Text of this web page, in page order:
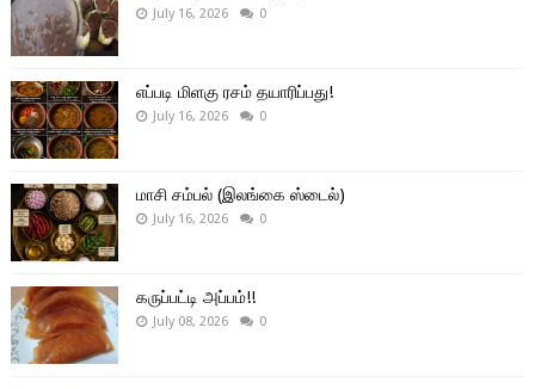
July 16, 2026 0
எப்படி மிளகு ரசம் தயாரிப்பது!
July 16, 2026 0
மாசி சம்பல் (இலங்கை ஸ்டைல்)
July 16, 2026 0
கருப்பட்டி அப்பம்!!
July 08, 2026 0